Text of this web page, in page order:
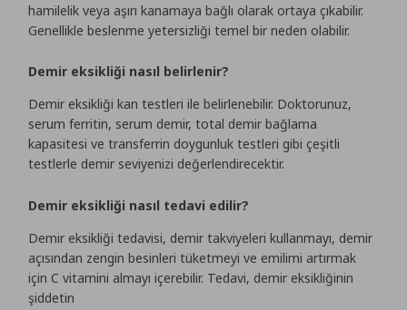
hamilelik veya aşırı kanamaya bağlı olarak ortaya çıkabilir.
Genellikle beslenme yetersizliği temel bir neden olabilir.
Demir eksikliği nasıl belirlenir?
Demir eksikliği kan testleri ile belirlenebilir. Doktorunuz,
serum ferritin, serum demir, total demir bağlama
kapasitesi ve transferrin doygunluk testleri gibi çeşitli
testlerle demir seviyenizi değerlendirecektir.
Demir eksikliği nasıl tedavi edilir?
Demir eksikliği tedavisi, demir takviyeleri kullanmayı, demir
açısından zengin besinleri tüketmeyi ve emilimi artırmak
için C vitamini almayı içerebilir. Tedavi, demir eksikliğinin
şiddetin